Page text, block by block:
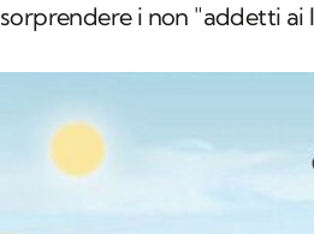
sorprendere i non "addetti ai